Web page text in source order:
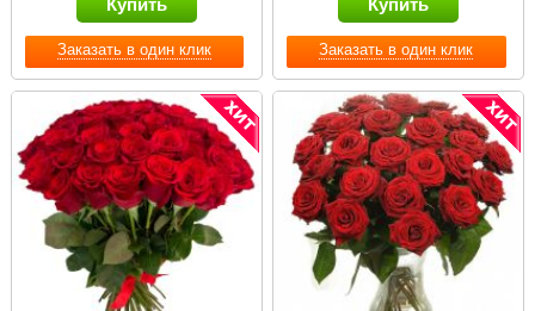
Заказать в один клик
Купить
Заказать в один клик
Купить